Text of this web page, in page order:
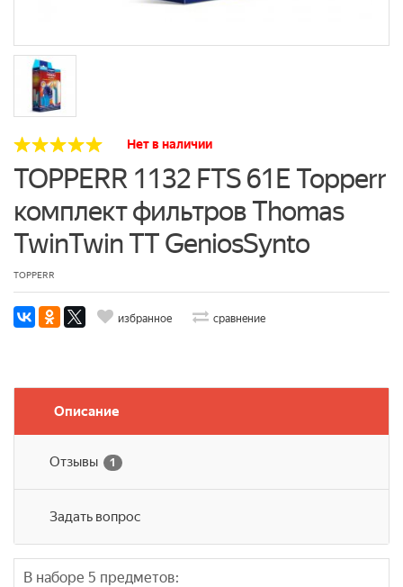
Нет в наличии
TOPPERR 1132 FTS 61E Topperr
комплект фильтров Thomas
TwinTwin TT GeniosSynto
TOPPERR
избранное сравнение
Описание
Отзывы 1
Задать вопрос
В наборе 5 предметов: